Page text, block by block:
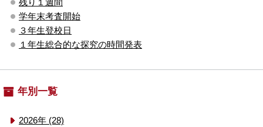
学年末考査開始
３年生登校日
１年生総合的な探究の時間発表
年別一覧
2026年 (28)